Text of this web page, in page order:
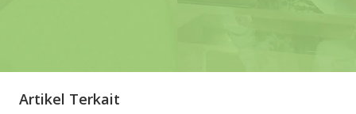
Artikel Terkait